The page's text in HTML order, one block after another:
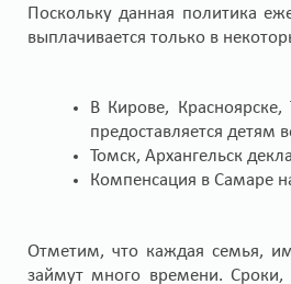
Поскольку данная политика
выплачивается только в
В Кирове,
предоставляется детям
Томск, Архангельск
Компенсация в Самаре
Отметим, что каждая семья,
займут много времени. Сроки,